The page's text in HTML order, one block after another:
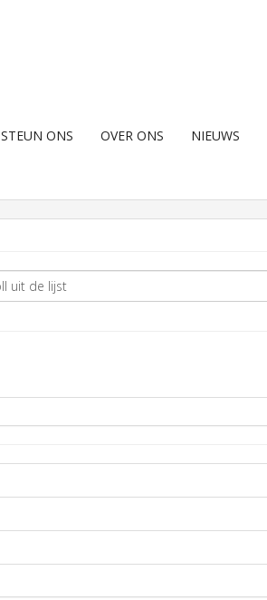
STEUN ONS OVER ONS NIEUWS